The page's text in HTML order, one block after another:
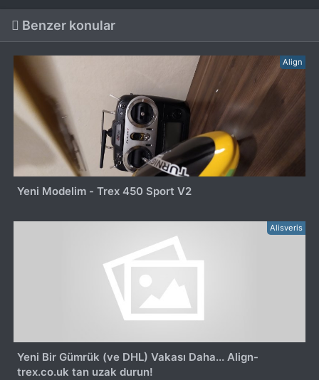
Benzer konular
Align
Yeni Modelim - Trex 450 Sport V2
Alisveris
Yeni Bir Gümrük (ve DHL) Vakası Daha... Align-
trex.co.uk tan uzak durun!